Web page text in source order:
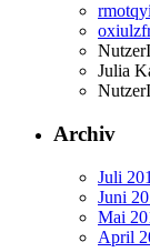
Julia
Archiv
Juli
Juni
Mai
April